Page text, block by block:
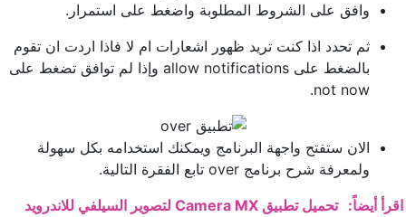
وافق على الشروط المطلوبة واضغط على استمرار.
ثم تحدد اذا كنت تريد ظهور اشعارات ام لا فاذا اردت ان تقوم
بالضغط على allow notifications وإذا لم توافق تضغط على
not now.
الان ستفتح واجهة البرنامج ويمكنك استخدامه بكل سهولة
ولمعرفة شرح برنامج over تابع الفقرة التالية.
اقرأ أيضاً:
تحميل تطبيق Camera MX لتصوير السيلفي للاندرويد